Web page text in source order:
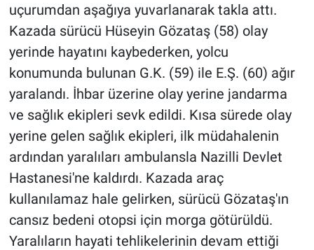
uçurumdan aşağıya yuvarlanarak takla attı.
Kazada sürücü Hüseyin Gözataş (58) olay
yerinde hayatını kaybederken, yolcu
konumunda bulunan G.K. (59) ile E.Ş. (60) ağır
yaralandı. İhbar üzerine olay yerine jandarma
ve sağlık ekipleri sevk edildi. Kısa sürede olay
yerine gelen sağlık ekipleri, ilk müdahalenin
ardından yaralıları ambulansla Nazilli Devlet
Hastanesi'ne kaldırdı. Kazada araç
kullanılamaz hale gelirken, sürücü Gözataş'ın
cansız bedeni otopsi için morga götürüldü.
Yaralıların hayati tehlikelerinin devam ettiği